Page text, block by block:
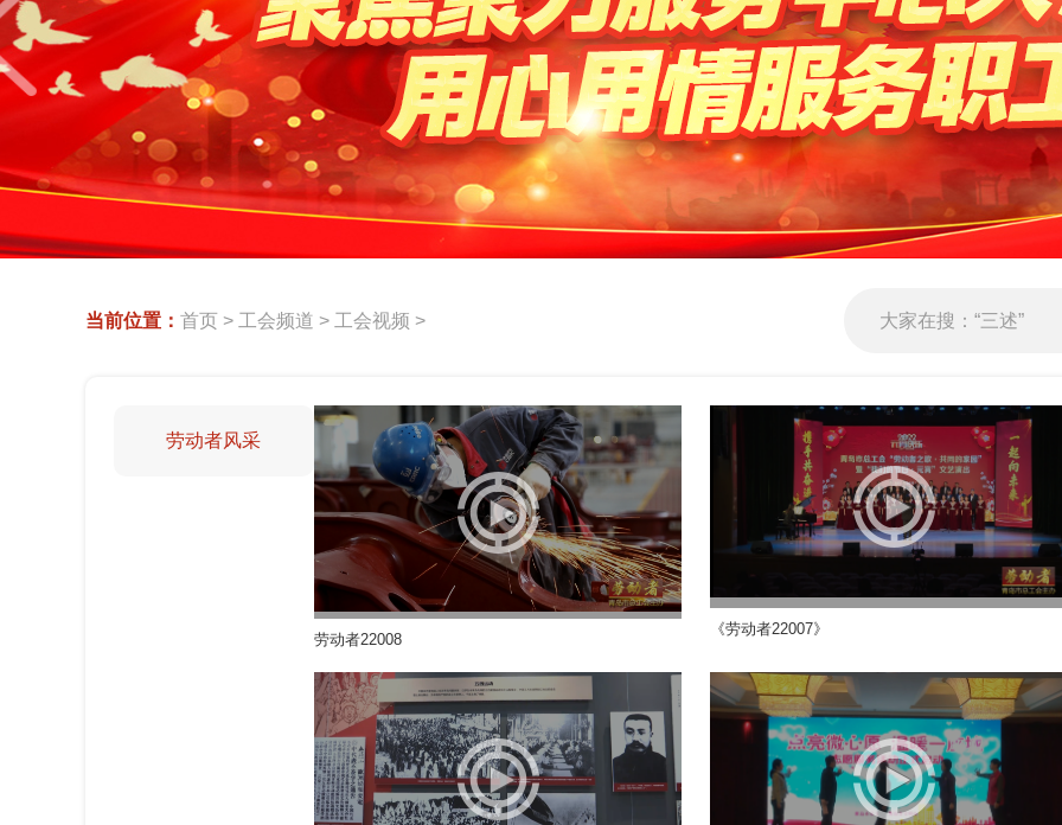
当前位置： 首页 > 工会频道 > 工会视频 >
劳动者风采
劳动者22008
《劳动者22007》